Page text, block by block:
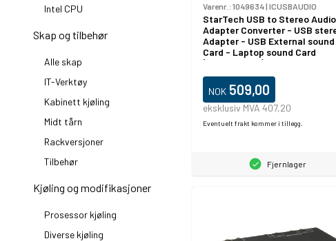
Intel CPU
Skap og tilbehør
Alle skap
IT-Verktøy
Kabinett kjøling
Midt tårn
Rackversjoner
Tilbehør
Kjøling og modifikasjoner
Prosessor kjøling
Diverse kjøling
Varenr.: 1049634| ICUSBAUDIO
StarTech USB to Stereo Audio
Adapter Converter - USB
Adapter - USB External sound
Card - Laptop sound Card
(ICUSBAUDIO) - Lydkort -
USB 2.0 - for P/N: MU15MMS,
MU6MMS
NOK 509,00
eksklusiv MVA 407,20
Eventuelt frakt kommer i tillegg.
Fjernlager